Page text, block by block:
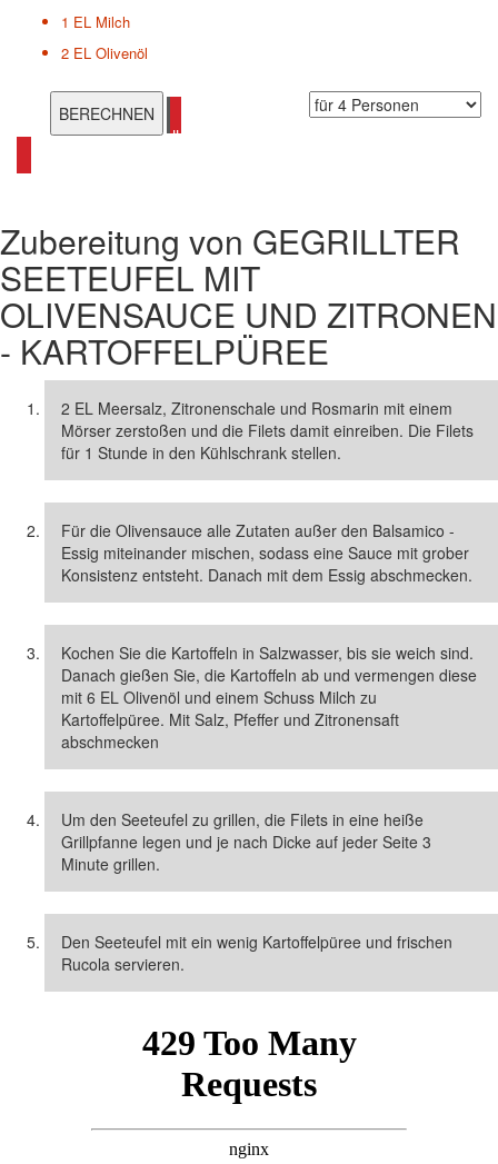
1 EL Milch
2 EL Olivenöl
alle Seeteufel Rezepte ansehen
Zubereitung von GEGRILLTER
SEETEUFEL MIT
OLIVENSAUCE UND ZITRONEN
- KARTOFFELPÜREE
2 EL Meersalz, Zitronenschale und Rosmarin mit einem
Mörser zerstoßen und die Filets damit einreiben. Die Filets
für 1 Stunde in den Kühlschrank stellen.
Für die Olivensauce alle Zutaten außer den Balsamico -
Essig miteinander mischen, sodass eine Sauce mit grober
Konsistenz entsteht. Danach mit dem Essig abschmecken.
Kochen Sie die Kartoffeln in Salzwasser, bis sie weich sind.
Danach gießen Sie, die Kartoffeln ab und vermengen diese
mit 6 EL Olivenöl und einem Schuss Milch zu
Kartoffelpüree. Mit Salz, Pfeffer und Zitronensaft
abschmecken
Um den Seeteufel zu grillen, die Filets in eine heiße
Grillpfanne legen und je nach Dicke auf jeder Seite 3
Minute grillen.
Den Seeteufel mit ein wenig Kartoffelpüree und frischen
Rucola servieren.